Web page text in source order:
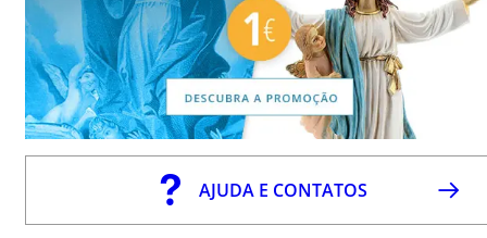
AJUDA E CONTATOS